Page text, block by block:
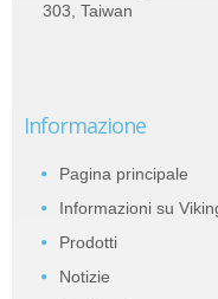
303, Taiwan
Informazione
Pagina principale
Informazioni su
Prodotti
Notizie